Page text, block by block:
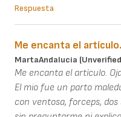
Respuesta
Me encanta el
MartaAndalucia
Me encanta el artículo.
El mio fue un parto
con ventosa, forceps,